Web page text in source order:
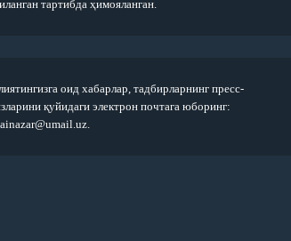
тартибда ҳимояланган.
оид хабарлар, тадбирларнинг пресс-
қуйидаги электрон почтага юборинг: